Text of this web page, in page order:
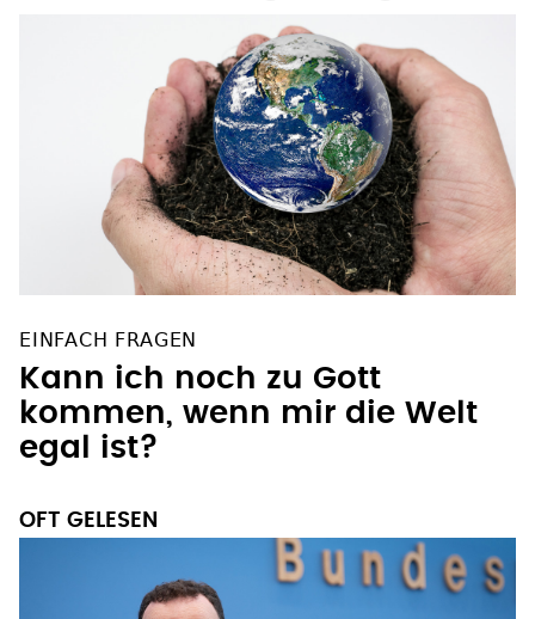
EINFACH FRAGEN
Kann ich noch zu Gott
kommen, wenn mir die Welt
egal ist?
OFT GELESEN